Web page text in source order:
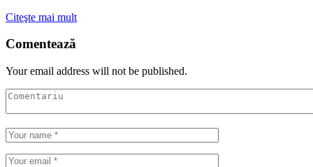
Citeşte mai mult
Comentează
Your email address will not be published.